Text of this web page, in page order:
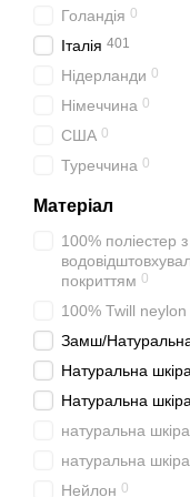
Голандія 0
Італія 401
Нідерланди 0
Німеччина 0
США 0
Туреччина 0
Матеріал
100% поліестер з
покриттям 0
100% Twill neylon
Замш/
Натуральна шкіра
Натуральна
натуральна
натуральна
Нейлон 0